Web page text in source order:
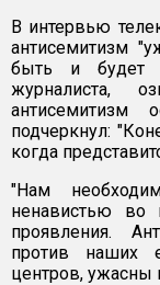
В интервью
антисемитизм
быть и будет
журналиста,
антисемитизм
подчеркнул:
когда
"Нам
ненавистью во
проявления.
против наших
центров, ужасны